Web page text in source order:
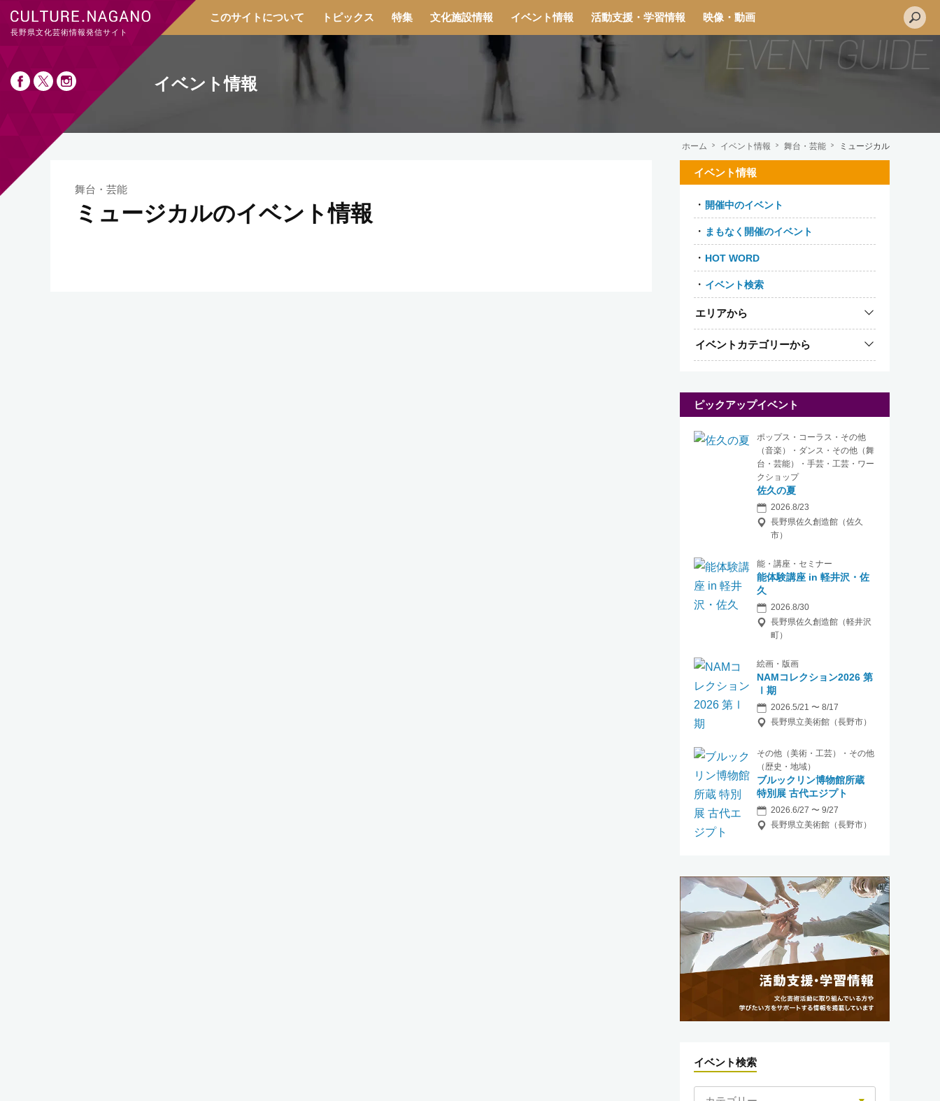
長野県文化芸術情報発信サイト
このサイトについて トピックス 特集 文化施設情報 イベント情報 活動支援・学習情報 映像・動画
イベント情報
ホーム イベント情報 舞台・芸能 ミュージカル
舞台・芸能
ミュージカルのイベント情報
イベント情報
開催中のイベント
まもなく開催のイベント
HOT WORD
イベント検索
エリアから
イベントカテゴリーから
ピックアップイベント
ポップス・コーラス・その他
（音楽）・ダンス・その他（舞
台・芸能）・手芸・工芸・ワー
クショップ
佐久の夏
2026.8/23
長野県佐久創造館（佐久
市）
能・講座・セミナー
能体験講座 in 軽井沢・佐
久
2026.8/30
長野県佐久創造館（軽井沢
町）
絵画・版画
NAMコレクション2026 第
Ⅰ期
2026.5/21 〜 8/17
長野県立美術館（長野市）
その他（美術・工芸）・その他
（歴史・地域）
ブルックリン博物館所蔵
特別展 古代エジプト
2026.6/27 〜 9/27
長野県立美術館（長野市）
イベント検索